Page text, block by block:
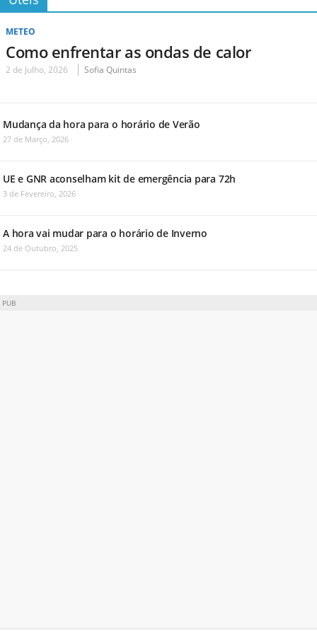
METEO
Como enfrentar as ondas de calor
2 de Julho, 2026 Sofia Quintas
Mudança da hora para o horário de Verão
27 de Março, 2026
UE e GNR aconselham kit de emergência para 72h
3 de Fevereiro, 2026
A hora vai mudar para o horário de Inverno
24 de Outubro, 2025
PUB